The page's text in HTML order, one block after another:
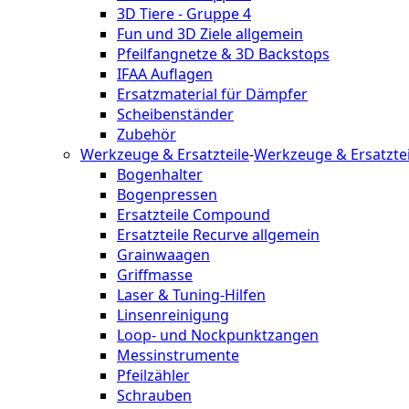
3D Tiere - Gruppe 4
Fun und 3D Ziele allgemein
Pfeilfangnetze & 3D Backstops
IFAA Auflagen
Ersatzmaterial für Dämpfer
Scheibenständer
Zubehör
Werkzeuge & Ersatzteile-Werkzeuge &
Bogenhalter
Bogenpressen
Ersatzteile Compound
Ersatzteile Recurve allgemein
Grainwaagen
Griffmasse
Laser & Tuning-Hilfen
Linsenreinigung
Loop- und Nockpunktzangen
Messinstrumente
Pfeilzähler
Schrauben